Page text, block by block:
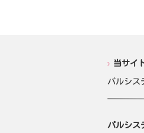
当サイ
パルシス
パルシス